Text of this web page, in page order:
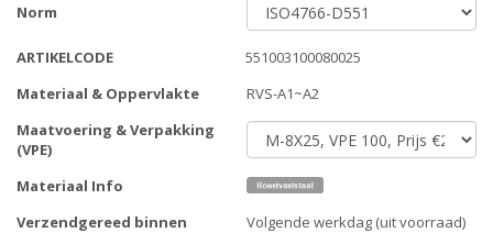
Norm
ARTIKELCODE
551003100080025
Materiaal & Oppervlakte
RVS-A1~A2
Maatvoering & Verpakking
(VPE)
Materiaal Info
Verzendgereed binnen
Volgende werkdag (uit voorraad)